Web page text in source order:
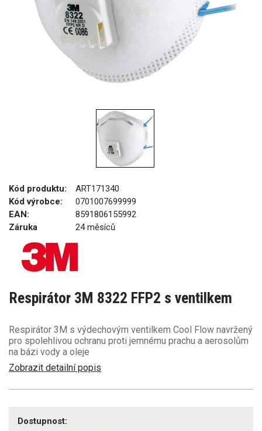
Kód produktu:
ART171340
Kód výrobce:
0701007699999
EAN:
8591806155992
Záruka
24 měsíců
Respirátor 3M 8322 FFP2 s ventilkem
Respirátor 3M s výdechovým ventilkem Cool Flow navržený
pro spolehlivou ochranu proti jemnému prachu a aerosolům
na bázi vody a oleje
Zobrazit detailní popis
Dostupnost: